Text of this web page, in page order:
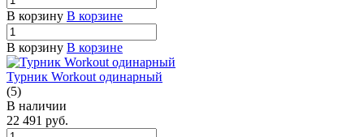
В корзину В корзине
В корзину В корзине
Турник Workout одинарный
(5)
В наличии
22 491 руб.